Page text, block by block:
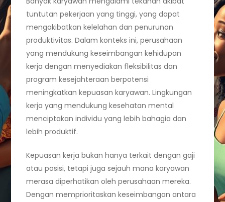
tuntutan pekerjaan yang tinggi, yang dapat
mengakibatkan kelelahan dan penurunan
produktivitas. Dalam konteks ini, perusahaan
yang mendukung keseimbangan kehidupan
kerja dengan menyediakan fleksibilitas dan
program kesejahteraan berpotensi
meningkatkan kepuasan karyawan. Lingkungan
kerja yang mendukung kesehatan mental
menciptakan individu yang lebih bahagia dan
lebih produktif.
Kepuasan kerja bukan hanya terkait dengan gaji
atau posisi, tetapi juga sejauh mana karyawan
merasa diperhatikan oleh perusahaan mereka.
Dengan memprioritaskan keseimbangan antara